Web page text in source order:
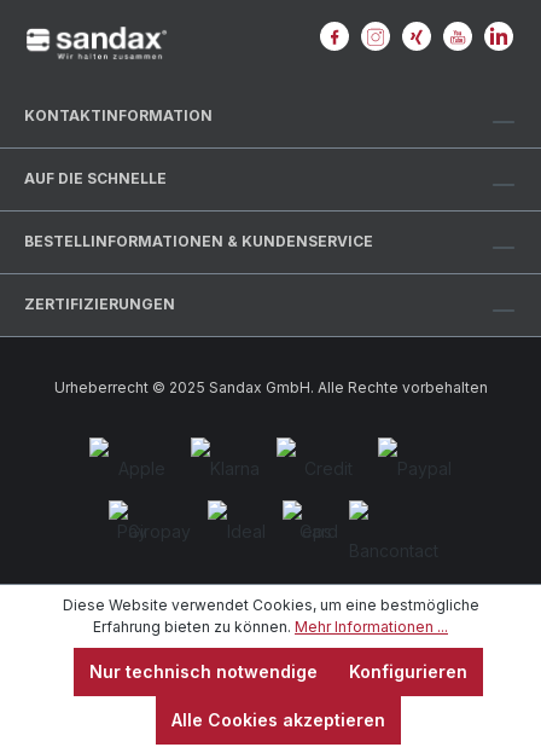
KONTAKTINFORMATION
AUF DIE SCHNELLE
BESTELLINFORMATIONEN & KUNDENSERVICE
ZERTIFIZIERUNGEN
Urheberrecht © 2025 Sandax GmbH. Alle Rechte vorbehalten
Diese Website verwendet Cookies, um eine bestmögliche
Erfahrung bieten zu können. Mehr Informationen ...
Nur technisch notwendige Konfigurieren
Alle Cookies akzeptieren